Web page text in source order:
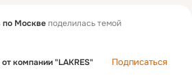
по Москвеподелилась темой
компании "LAKRES" Подписаться